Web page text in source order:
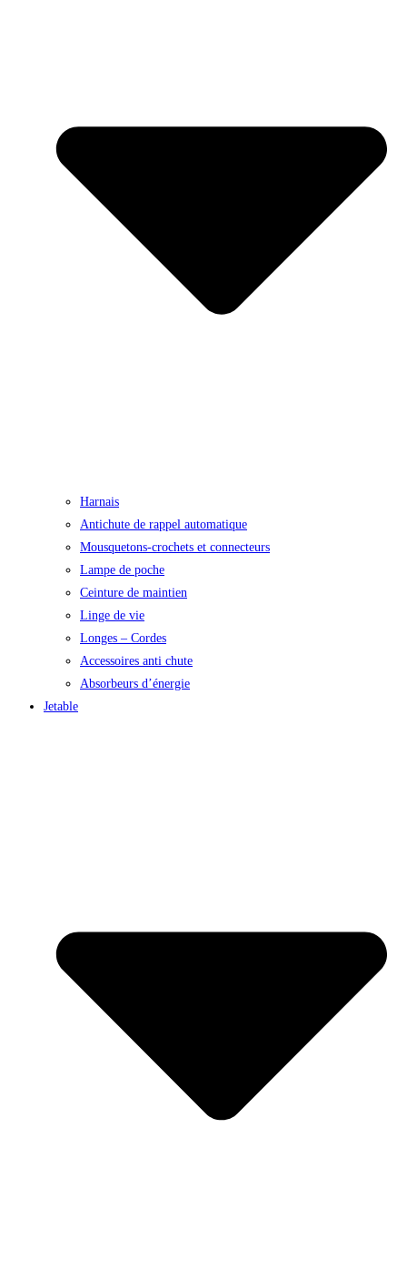
Harnais
Antichute de rappel automatique
Mousquetons-crochets et connecteurs
Lampe de poche
Ceinture de maintien
Linge de vie
Longes – Cordes
Accessoires anti chute
Absorbeurs d’énergie
Jetable